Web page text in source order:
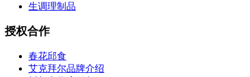
生调理制品
授权合作
春花邱食
艾克拜尔品牌介绍